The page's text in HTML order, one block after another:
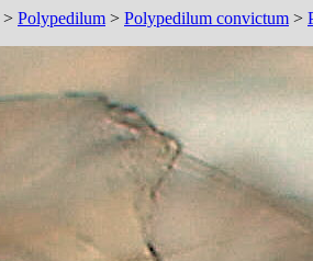
> Polypedilum > Polypedilum convictum >